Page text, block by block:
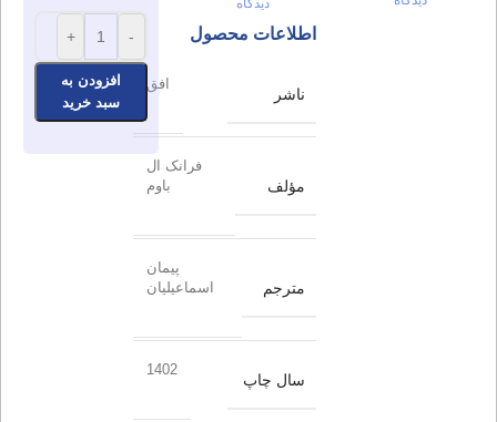
دیدگاه
اطلاعات محصول
ناشر
افق
مؤلف
فرانک ال
باوم
مترجم
پیمان
اسماعیلیان
سال چاپ
1402
-
+
افزودن به
سبد خرید